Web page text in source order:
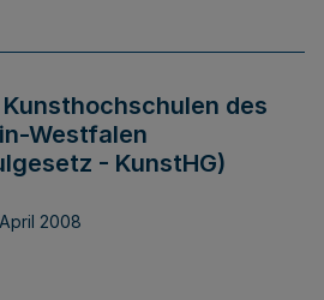
des
Westfalen
- KunstHG)
2008